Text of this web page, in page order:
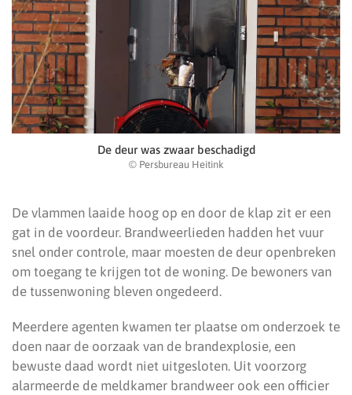
De deur was zwaar beschadigd
© Persbureau Heitink
De vlammen laaide hoog op en door de klap zit er een
gat in de voordeur. Brandweerlieden hadden het vuur
snel onder controle, maar moesten de deur openbreken
om toegang te krijgen tot de woning. De bewoners van
de tussenwoning bleven ongedeerd.
Meerdere agenten kwamen ter plaatse om onderzoek te
doen naar de oorzaak van de brandexplosie, een
bewuste daad wordt niet uitgesloten. Uit voorzorg
alarmeerde de meldkamer brandweer ook een officier